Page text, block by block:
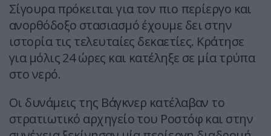
Σίγουρα πρόκειται για τον πιο περίεργο και
ανορθόδοξο στασιασμό έχουμε δει στην
ιστορία τις τελευταίες δεκαετίες. Κράτησε
για μόλις 24 ώρες και κατέληξε σε μία τρύπα
στο νερό.
Οι δυνάμεις της Βάγκνερ κατέλαβαν το
στρατιωτικό αρχηγείο του Ροστόφ και στην